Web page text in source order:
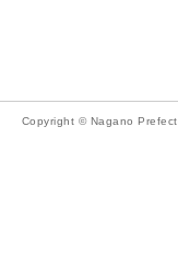
Copyright © Nagano